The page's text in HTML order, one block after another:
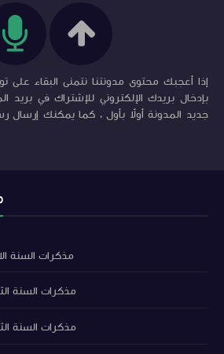
إذا أعجبك محتوى مدونتنا نتمنى البقاء
بإدخال بريدك الإلكتروني للإشتراك في بريد
جديد المدونة أولاً بأول ، كما يمكنك إرسال
مذكرات السنة
مذكرات السنة
مذكرات السنة